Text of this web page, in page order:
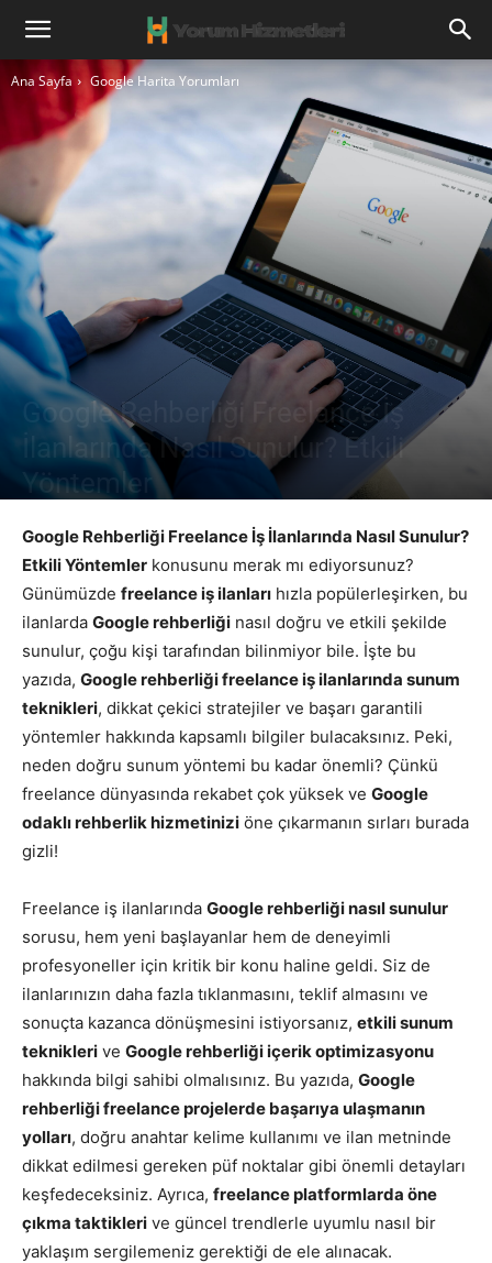
Ana Sayfa Google Harita Yorumları
Google Rehberliği Freelance İş
İlanlarında Nasıl Sunulur? Etkili
Yöntemler
Google Rehberliği Freelance İş İlanlarında Nasıl Sunulur?
Etkili Yöntemler konusunu merak mı ediyorsunuz?
Günümüzde freelance iş ilanları hızla popülerleşirken, bu
ilanlarda Google rehberliği nasıl doğru ve etkili şekilde
sunulur, çoğu kişi tarafından bilinmiyor bile. İşte bu
yazıda, Google rehberliği freelance iş ilanlarında sunum
teknikleri, dikkat çekici stratejiler ve başarı garantili
yöntemler hakkında kapsamlı bilgiler bulacaksınız. Peki,
neden doğru sunum yöntemi bu kadar önemli? Çünkü
freelance dünyasında rekabet çok yüksek ve Google
odaklı rehberlik hizmetinizi öne çıkarmanın sırları burada
gizli!
Freelance iş ilanlarında Google rehberliği nasıl sunulur
sorusu, hem yeni başlayanlar hem de deneyimli
profesyoneller için kritik bir konu haline geldi. Siz de
ilanlarınızın daha fazla tıklanmasını, teklif almasını ve
sonuçta kazanca dönüşmesini istiyorsanız, etkili sunum
teknikleri ve Google rehberliği içerik optimizasyonu
hakkında bilgi sahibi olmalısınız. Bu yazıda, Google
rehberliği freelance projelerde başarıya ulaşmanın
yolları, doğru anahtar kelime kullanımı ve ilan metninde
dikkat edilmesi gereken püf noktalar gibi önemli detayları
keşfedeceksiniz. Ayrıca, freelance platformlarda öne
çıkma taktikleri ve güncel trendlerle uyumlu nasıl bir
yaklaşım sergilemeniz gerektiği de ele alınacak.